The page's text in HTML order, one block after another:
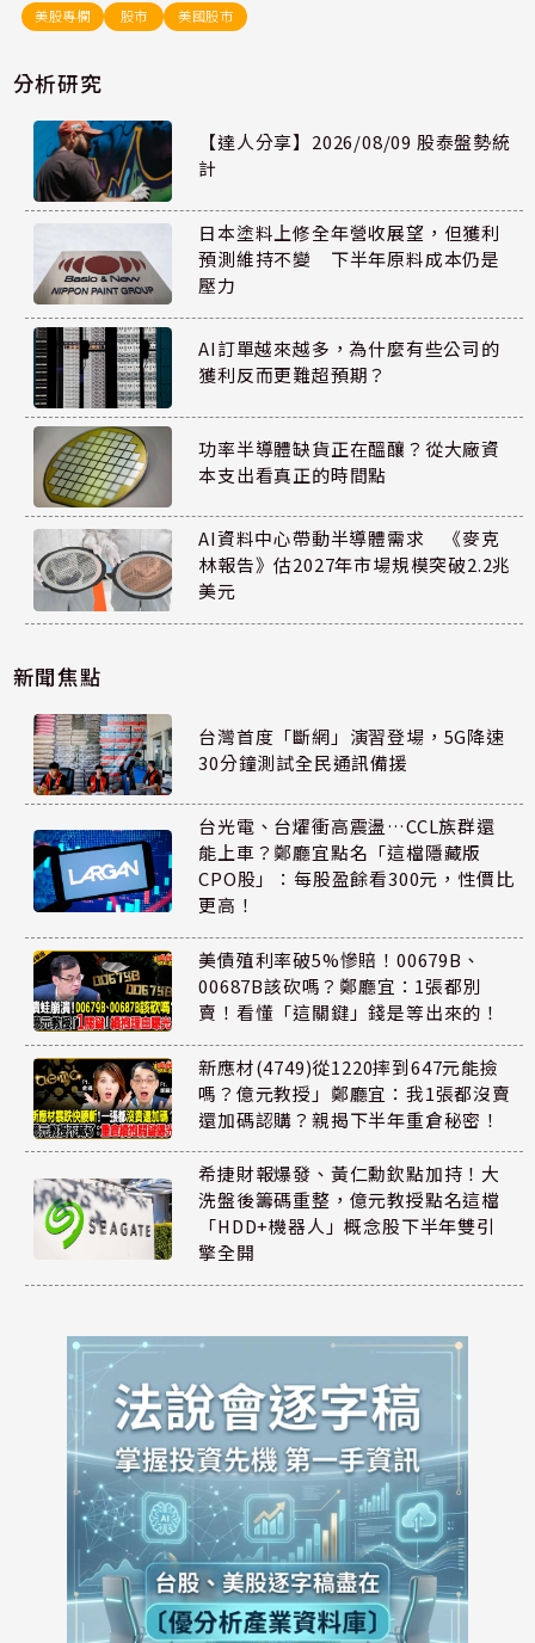
美股專欄 股市 美國股市
分析研究
【達人分享】2026/08/09 股泰盤勢統
計
日本塗料上修全年營收展望，但獲利
預測維持不變 下半年原料成本仍是
壓力
AI訂單越來越多，為什麼有些公司的
獲利反而更難超預期？
功率半導體缺貨正在醞釀？從大廠資
本支出看真正的時間點
AI資料中心帶動半導體需求 《麥克
林報告》估2027年市場規模突破2.2兆
美元
新聞焦點
台灣首度「斷網」演習登場，5G降速
30分鐘測試全民通訊備援
台光電、台燿衝高震盪…CCL族群還
能上車？鄭廳宜點名「這檔隱藏版
CPO股」：每股盈餘看300元，性價比
更高！
美債殖利率破5%慘賠！00679B、
00687B該砍嗎？鄭廳宜：1張都別
賣！看懂「這關鍵」錢是等出來的！
新應材(4749)從1220摔到647元能撿
嗎？億元教授」鄭廳宜：我1張都沒賣
還加碼認購？親揭下半年重倉秘密！
希捷財報爆發、黃仁勳欽點加持！大
洗盤後籌碼重整，億元教授點名這檔
「HDD+機器人」概念股下半年雙引
擎全開